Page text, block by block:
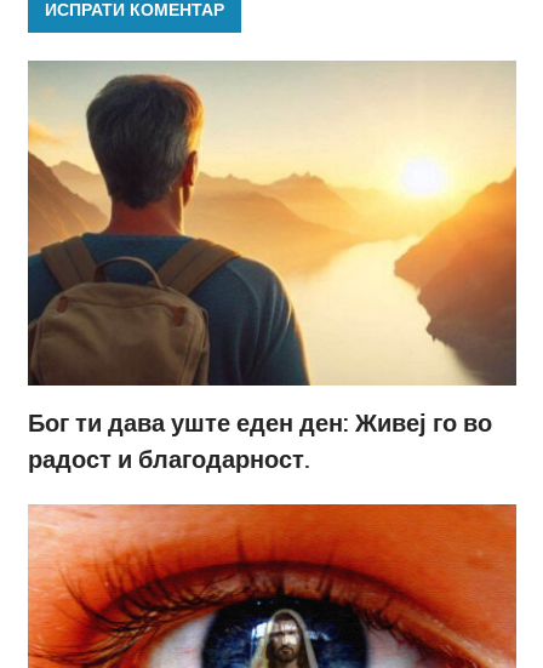
Бог ти дава уште еден ден: Живеј го во
радост и благодарност.